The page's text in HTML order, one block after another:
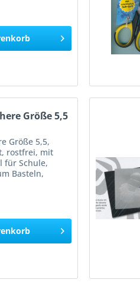
Größe 5,5
Größe 5,5,
rostfrei, mit
für Schule,
Basteln,